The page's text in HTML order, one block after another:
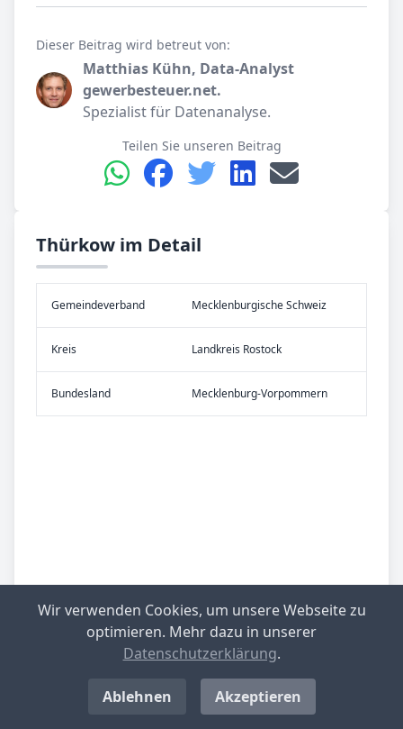
Dieser Beitrag wird betreut von:
Matthias Kühn, Data-Analyst
gewerbesteuer.net.
Spezialist für Datenanalyse.
Teilen Sie unseren Beitrag
Thürkow im Detail
Gemeinde­verband Mecklenburgische Schweiz
Kreis Landkreis Rostock
Bundes­land Mecklenburg-Vorpommern
Wir verwenden Cookies, um unsere Webseite zu
optimieren. Mehr dazu in unserer
Datenschutzerklärung.
Ablehnen Akzeptieren